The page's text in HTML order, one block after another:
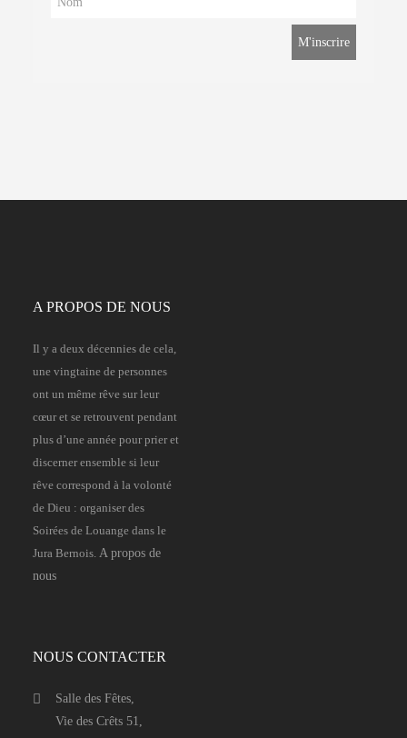
A PROPOS DE NOUS
Il y a deux décennies de cela,
une vingtaine de personnes
ont un même rêve sur leur
cœur et se retrouvent pendant
plus d’une année pour prier et
discerner ensemble si leur
rêve correspond à la volonté
de Dieu : organiser des
Soirées de Louange dans le
Jura Bernois. A propos de
nous
NOUS CONTACTER
Salle des Fêtes,
Vie des Crêts 51,